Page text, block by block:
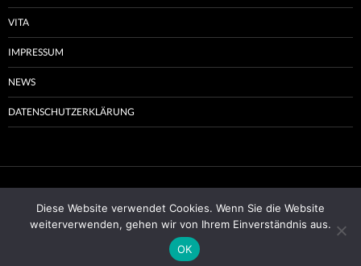
VITA
IMPRESSUM
NEWS
DATENSCHUTZERKLÄRUNG
© Daniela Sulz-Pinnekamp
Alle Rechte vorbehalten
Diese Website verwendet Cookies. Wenn Sie die Website
weiterverwenden, gehen wir von Ihrem Einverständnis aus.
OK